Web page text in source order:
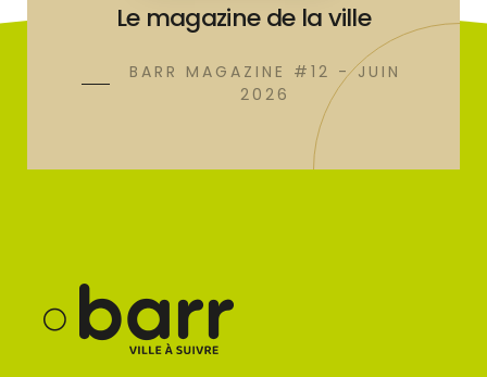
Le magazine de la ville
BARR MAGAZINE #12 - JUIN
2026